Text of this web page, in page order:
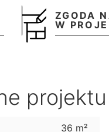
ZGODA
W
projektu
36 m²